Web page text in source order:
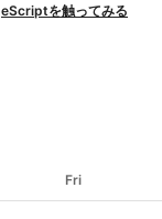
eScriptを触ってみる
Fri